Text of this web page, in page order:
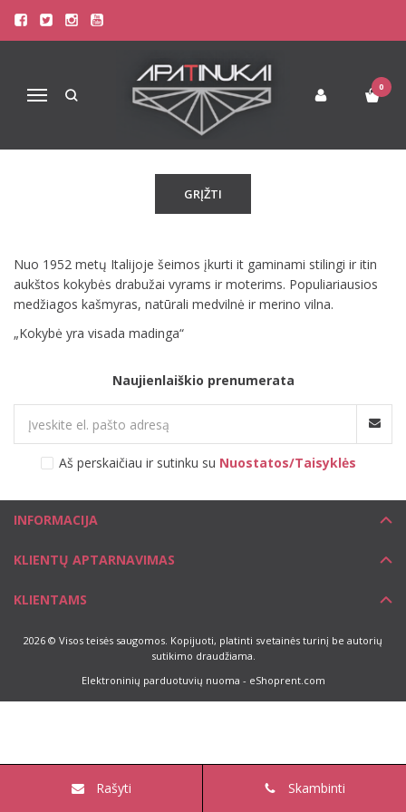
Navigacija
0
GRAN SASSO
Pirkite pagal gamintoją GRAN SASSO
Atsiprašome, tačiau pasirinkto gamintojo prekių šiuo metu
GRĮŽTI
Nuo 1952 metų Italijoje šeimos įkurti it gaminami stilingi ir itin
aukštos kokybės drabužai vyrams ir moterims. Populiariausios
medžiagos kašmyras, natūrali medvilnė ir merino vilna.
„Kokybė yra visada madinga“
Naujienlaiškio prenumerata
Aš perskaičiau ir sutinku su Nuostatos/Taisyklės
INFORMACIJA
KLIENTŲ APTARNAVIMAS
KLIENTAMS
2026 © Visos teisės saugomos. Kopijuoti, platinti svetainės turinį be autorių
sutikimo draudžiama.
Elektroninių parduotuvių nuoma - eShoprent.com
Rašyti Skambinti